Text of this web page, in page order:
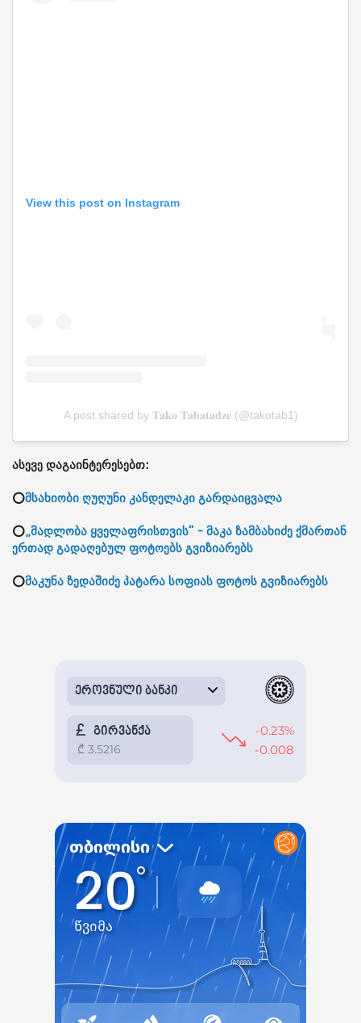
View this post on Instagram
A post shared by 𝐓𝐚𝐤𝐨 𝐓𝐚𝐛𝐚𝐭𝐚𝐝𝐳𝐞 (@takotab1)
ასევე დაგაინტერესებთ:
⭕მსახიობი ღუღუნი კანდელაკი გარდაიცვალა
⭕„მადლობა ყველაფრისთვის“ - მაკა ზამბახიძე ქმართან
ერთად გადაღებულ ფოტოებს გვიზიარებს
⭕მაკუნა ზედაშიძე პატარა სოფიას ფოტოს გვიზიარებს